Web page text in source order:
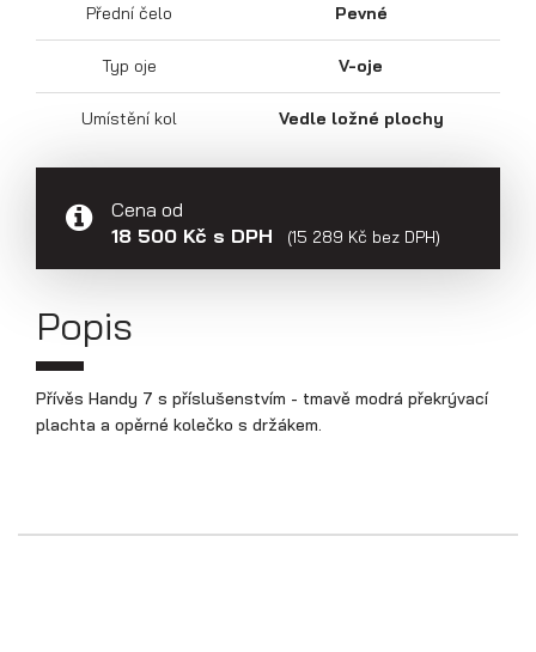
Přepravníky aut
Multipřepravníky VZ O
Přední čelo Pevné
Typ oje V-oje
Umístění kol Vedle ložné plochy
Cena od
18 500 Kč s DPH
(15 289 Kč bez DPH)
Popis
Přívěs Handy 7 s příslušenstvím - tmavě modrá překrývací
plachta a opěrné kolečko s držákem.